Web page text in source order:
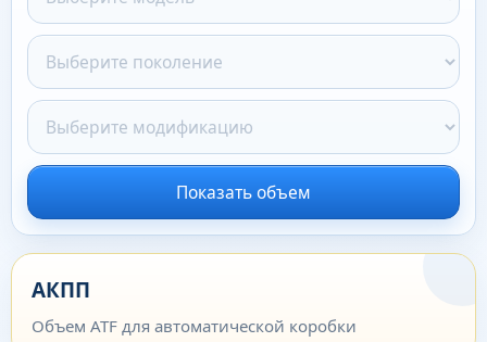
Показать объем
АКПП
Объем ATF для автоматической коробки